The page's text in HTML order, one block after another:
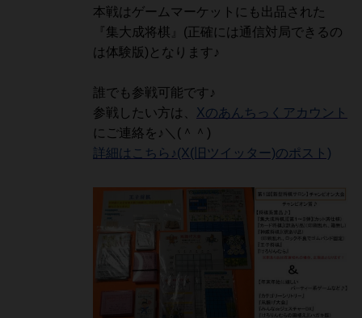
本戦はゲームマーケットにも出品された
『集大成将棋』(正確には通信対局できるの
は体験版)となります♪
誰でも参戦可能です♪
参戦したい方は、 Xのあんちっくアカウント
にご連絡を♪＼(＾＾)
詳細はこちら♪(X(旧ツイッター)のポスト)